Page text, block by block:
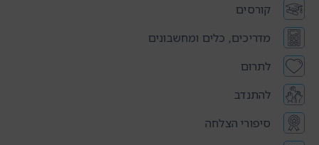
קורסים
מדריכים, כלים ומחשבונים
לתרום
להתנדב
סיפורי הצלחה